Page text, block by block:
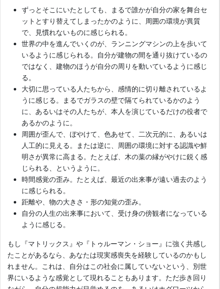
ずっとそこにいたとしても、まるで誰かが自分の家を舞台セ
ットとすり替えてしまったかのように、周囲の環境が異質
で、見慣れないものに感じられる。
世界の中を進んでいくのが、ランニングマシンの上を歩いて
いるように感じられる。自分が建物の間を通り抜けているの
ではなく、建物のほうが自分の周りを動いているように感じ
る。
大切に思っている人たちから、感情的に切り離されているよ
うに感じる。まるでガラスの壁で隔てられているかのよう
に、あるいはその人たちが、本人を演じているだけの役者で
あるかのように。
周囲が歪んで、ぼやけて、色あせて、二次元的に、あるいは
人工的に見える。または逆に、周囲の環境に対する認識や鮮
明さが異常に高まる。たとえば、木の葉の縁がやけに鋭く感
じられる、というように。
時間感覚の歪み。たとえば、最近の出来事が遠い過去のよう
に感じられる。
距離や、物の大きさ・形の知覚の歪み。
自分の人生の出来事において、受け身の傍観者になっている
ように感じる。
もし『マトリックス』や『トゥルーマン・ショー』に強く共感し
たことがあるなら、あなたは現実感喪失を経験しているのかもし
れません。これは、自分はこの社会に属していないという、別世
界にいるような感覚として現れることもあります。ただ歩き回り